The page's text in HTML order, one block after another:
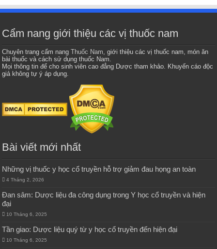
Cẩm nang giới thiệu các vị thuốc nam
Chuyên trang cẩm nangThuốc Nam, giới thiệu các vị thuốc nam, món ăn
bài thuốc và cách sử dụng thuốc Nam.
Mọi thông tin để cho sinh viên cao đẳng Dược tham khảo. Khuyến cáo độc
giả không tự ý áp dụng.
Bài viết mới nhất
Những vị thuốc y học cổ truyền hỗ trợ giảm đau họng an toàn
4 Tháng 2, 2026
Đan sâm: Dược liệu đa công dụng trong Y học cổ truyền và hiện
đại
10 Tháng 6, 2025
Tần giao: Dược liệu quý từ y học cổ truyền đến hiện đại
10 Tháng 6, 2025